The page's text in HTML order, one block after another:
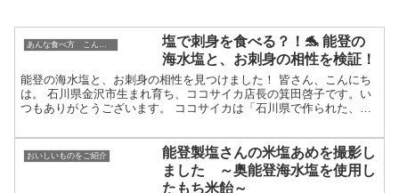
あんな食べ方 こんな飲み方
塩で刺身を食べる？！🐬 能登の
海水塩と、お刺身の相性を検証！
能登の海水塩と、お刺身の相性を見つけました！ 皆さん、こんにち
は。 石川県金沢市生まれ育ち、ココサイカ店長の箕田啓子です。い
つもありがとうございます。 ココサイカは「石川県で作られた、小
おいしいものをご紹介
能登製塩さんの米塩あめを撮影し
ました ～奥能登海水塩を使用し
たもち米飴～